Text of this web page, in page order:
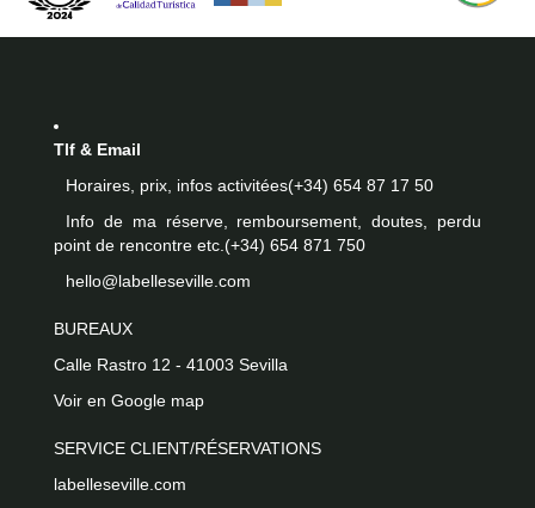
Tlf & Email
Horaires, prix, infos activitées(+34) 654 87 17 50
Info de ma réserve, remboursement, doutes, perdu
point de rencontre etc. (+34) 654 871 750
hello@labelleseville.com
BUREAUX
Calle Rastro 12 - 41003 Sevilla
Voir en Google map
SERVICE CLIENT/RÉSERVATIONS
labelleseville.com